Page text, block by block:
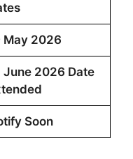
May 2026
June 2026 Date
Soon